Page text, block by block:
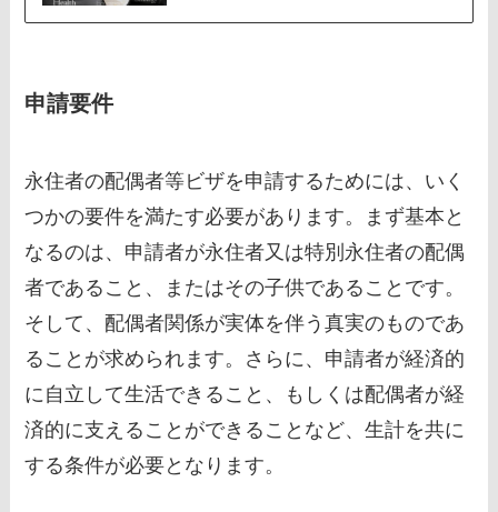
申請要件
永住者の配偶者等ビザを申請するためには、いく
つかの要件を満たす必要があります。まず基本と
なるのは、申請者が永住者又は特別永住者の配偶
者であること、またはその子供であることです。
そして、配偶者関係が実体を伴う真実のものであ
ることが求められます。さらに、申請者が経済的
に自立して生活できること、もしくは配偶者が経
済的に支えることができることなど、生計を共に
する条件が必要となります。